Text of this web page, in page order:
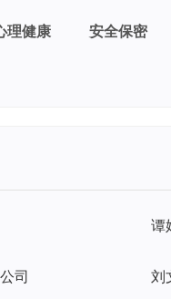
理健康 安全保密
谭
司 刘